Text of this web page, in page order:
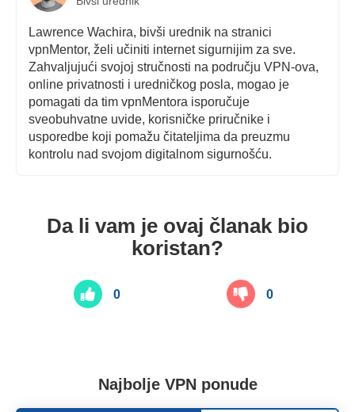
Lawrence Wachira, bivši urednik na stranici
vpnMentor, želi učiniti internet sigurnijim za sve.
Zahvaljujući svojoj stručnosti na području VPN-ova,
online privatnosti i uredničkog posla, mogao je
pomagati da tim vpnMentora isporučuje
sveobuhvatne uvide, korisničke priručnike i
usporedbe koji pomažu čitateljima da preuzmu
kontrolu nad svojom digitalnom sigurnošću.
Da li vam je ovaj članak bio
koristan?
0 0
Najbolje VPN ponude